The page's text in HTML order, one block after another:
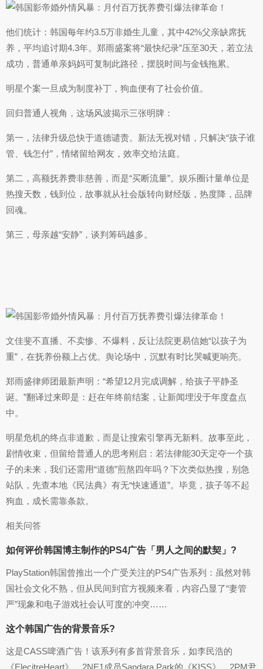
他们统计：韩国每年约3.5万非婚生儿童，其中42%父亲缺席抚
养，平均追讨期4.3年。郑雨盛案将“最快纪录”压至30天，若立法
成功，普通单亲妈妈可复制此路径，摆脱时间与金钱拖累。
明星个案一旦成为制度补丁，狗血便有了社会价值。
回归普通人视角，这场风波揭示三张明牌：
第一，法律升级总快于道德谴责。新法无视对错，只解决“孩子谁
管、钱怎付”，情绪留给网友，效率交给法庭。
第二，高额抚养费非慈善，而是“买断流量”。娱乐圈计量单位是
热搜天数，钱到位，故事就从社会版转向财经版，热度降，品牌
回魂。
第三，母亲越“安静”，谈判筹码越多。
文佳斐不直播、不卖惨、不爆料，反让法院更易信她“以孩子为
重”，在抚养份额上占优。舆论场中，沉默有时比哭喊更响亮。
郑雨盛律师团最新声明：“希望12月完成调解，给孩子平静圣
诞。”翻译过来即是：赶在年终前结案，让新闻埋没于年度盘点
中。
明星危机的终点非道歉，而是让搜索引擎再无新料。故事至此，
剧情收束，但留给普通人的思考刚启：若法律能30天定夺一个孩
子的未来，我们还需用“道德”煎熬四年吗？下次类似热搜，别急
站队，先查本地《民法典》有无“快速通道”。毕竟，孩子等不起
狗血，成长需靠条款。
相关问答
如何评价韩国博主制作的PS4广告「男人之间的默契」?
PlayStation韩国曾推出一个广受关注的PS4广告系列：虽然对韩
国社会文化不熟，但从民间到官方视频来看，内容凸显了“妻管
严”现象和电子游戏社会认可度的冲突……
这个韩国广告的背景音乐?
这是CASS啤酒广告！该系列有多首背景音乐，如李民浩的